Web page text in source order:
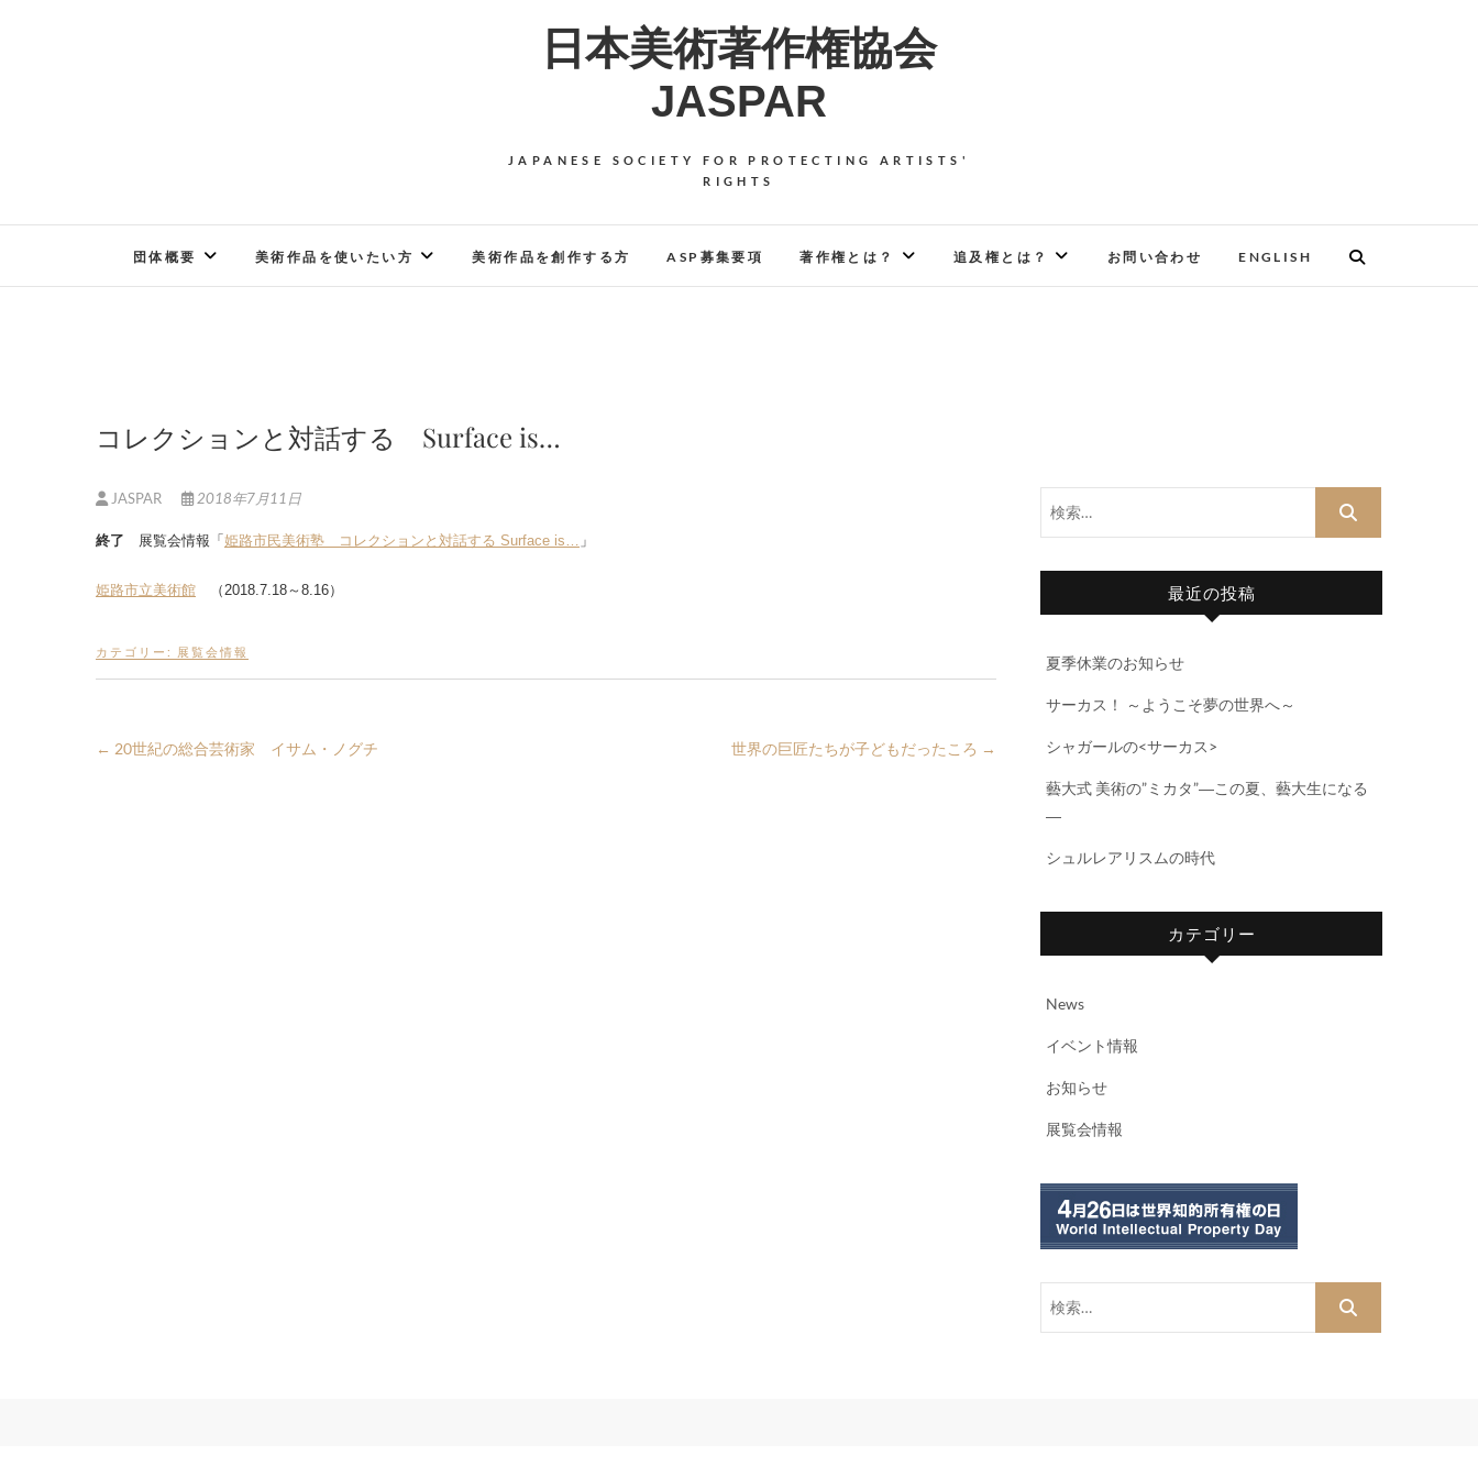
日本美術著作権協会
JASPAR
JAPANESE SOCIETY FOR PROTECTING ARTISTS'
RIGHTS
団体概要 美術作品を使いたい方 美術作品を創作する方 ASP募集要項 著作権とは？ 追及権とは？ お問い合わせ ENGLISH
コレクションと対話する Surface is…
JASPAR 2018年7月11日
終了 展覧会情報「姫路市民美術塾 コレクションと対話する Surface is… 」
姫路市立美術館 （2018.7.18～8.16）
カテゴリー: 展覧会情報
← 20世紀の総合芸術家 イサム・ノグチ 世界の巨匠たちが子どもだったころ →
最近の投稿
夏季休業のお知らせ
サーカス！ ～ようこそ夢の世界へ～
シャガールの<サーカス>
藝大式 美術の”ミカタ”―この夏、藝大生になる
―
シュルレアリスムの時代
カテゴリー
News
イベント情報
お知らせ
展覧会情報